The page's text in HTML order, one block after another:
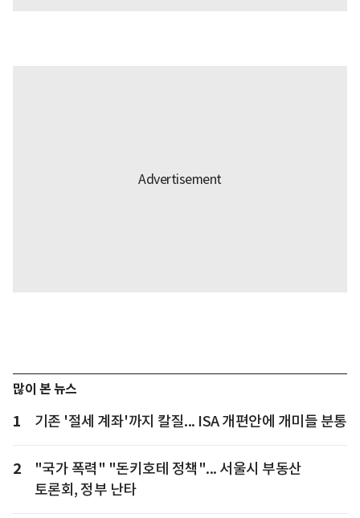
많이 본 뉴스
1 기존 '절세 계좌'까지 칼질... ISA 개편안에 개미들 분통
2
"국가 폭력" "돈키호테 정책"... 서울시 부동산
토론회, 정부 난타